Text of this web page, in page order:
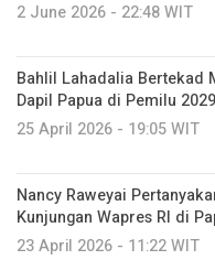
2 June 2026 - 22:48 WIT
Bahlil Lahadalia Bertekad
Dapil Papua di Pemilu 2029
25 April 2026 - 19:05 WIT
Nancy Raweyai
Kunjungan Wapres RI di
23 April 2026 - 11:22 WIT